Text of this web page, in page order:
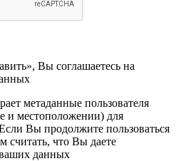
Вы соглашаетесь на
метаданные пользователя
и местоположении) для
Вы продолжите пользоваться
считать, что Вы даете
данных